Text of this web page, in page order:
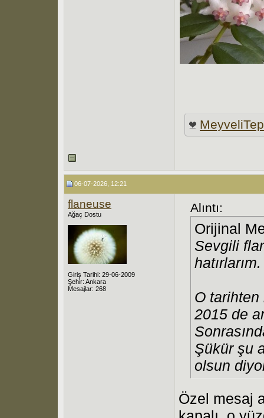
06-07-2026, 12:21
flaneuse
Ağaç Dostu
Giriş Tarihi: 29-06-2009
Şehir: Ankara
Mesajlar: 268
Alıntı:
Orijinal
Sevgili
hatırlarım.
O tarihten
2015 de
Şükür şu
olsun
Özel mesaj